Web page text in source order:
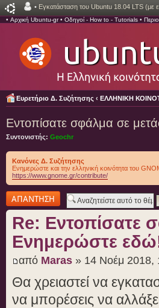
• Εγκατάσταση του Ubuntu 18.04 LTS (με
• Αρχική Ubuntu-gr• Οδηγοί - How to - Tutorials •
Ευρετήριο Δ. Συζήτησης ‹ ΕΛΛΗΝΙΚΗ
Εντοπίσατε σφάλμα σε
Συντονιστής: Geochr
Κανόνες Δ. Συζήτησης
Ενημερώστε και την ελληνική κοινότητα του
https://www.gnome.gr/contribute/
Δημιουργία
απάντησης
Re: Εντοπίσατε
Ενημερώστε
από Maras » 14 Νοέμ 2018,
Θα χρειαστεί να
να μπορέσεις να